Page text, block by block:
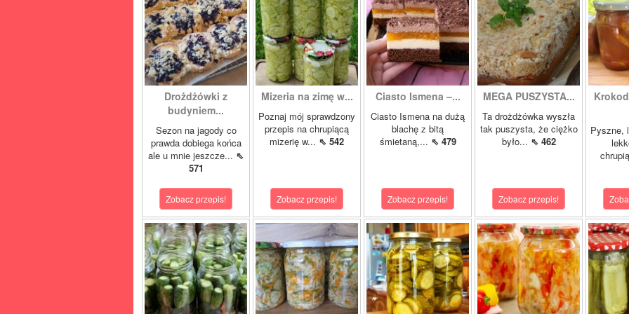
Drożdżówki z
budyniem...
Sezon na jagody co
prawda dobiega końca
ale u mnie jeszcze... ⇖
571
Zobacz przepis!
Mizeria na zimę w...
Poznaj mój sprawdzony
przepis na chrupiącą
mizerię w... ⇖ 542
Zobacz przepis!
Ciasto Ismena –...
Ciasto Ismena na dużą
blachę z bitą
śmietaną,... ⇖ 479
Zobacz przepis!
MEGA PUSZYSTA...
Ta drożdżówka wyszła
tak puszysta, że ciężko
było... ⇖ 462
Zobacz przepis!
Pyszne,